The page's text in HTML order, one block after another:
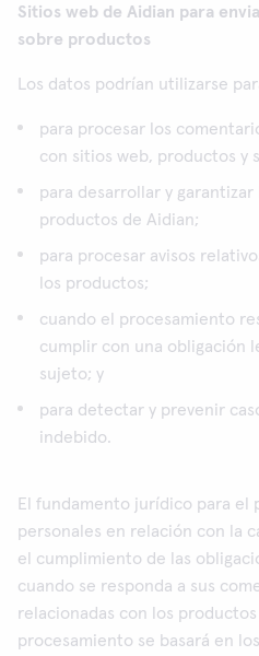
Sitios web de Aidian para
sobre productos
Los datos podrían utilizarse
para procesar los
con sitios web, productos y
para desarrollar y
productos de Aidian;
para procesar avisos
los productos;
cuando el procesamiento
cumplir con una obligación
sujeto; y
para detectar y prevenir
indebido.
El fundamento jurídico para el
personales en relación con la
el cumplimiento de las
cuando se responda a sus
relacionadas con los
procesamiento se basará en